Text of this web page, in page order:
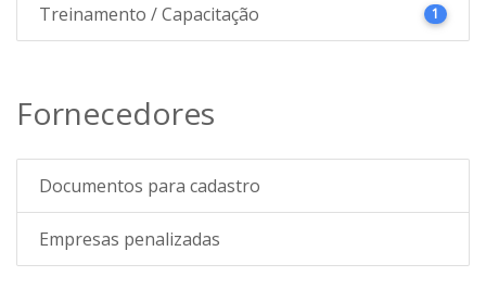
Treinamento / Capacitação 1
Fornecedores
Documentos para cadastro
Empresas penalizadas